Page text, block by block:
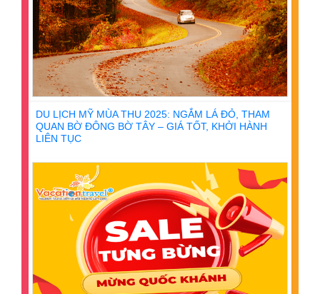
DU LỊCH MỸ MÙA THU 2025: NGẮM LÁ ĐỎ, THAM
QUAN BỜ ĐÔNG BỜ TÂY – GIÁ TỐT, KHỞI HÀNH
LIÊN TỤC